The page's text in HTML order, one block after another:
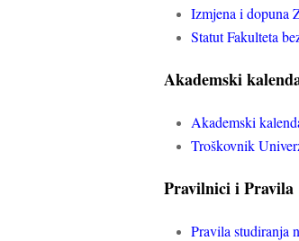
Izmjena i dopuna
Statut Fakulteta
Akademski
Akademski
Troškovnik
Pravilnici i Pravila
Pravila studiranja